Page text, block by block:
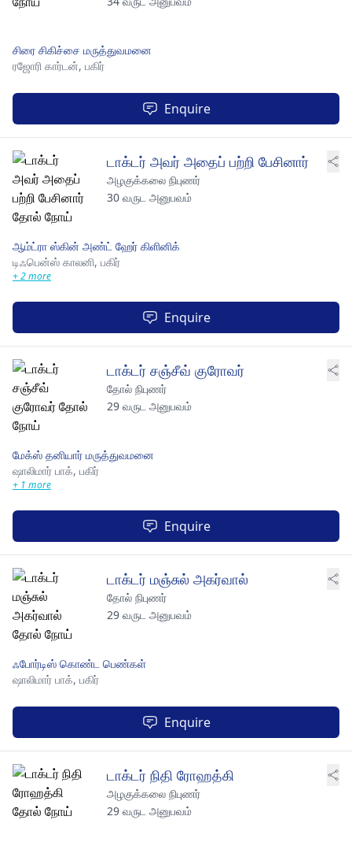
சிரை சிகிச்சை மருத்துவமனை
ரஜோரி கார்டன், பகிர்
Enquire
டாக்டர் அவர் அதைப் பற்றி பேசினார்
அழகுக்கலை நிபுணர்
30 வருட அனுபவம்
ஆம்ட்ரா ஸ்கின் அண்ட் ஹேர் கிளினிக்
டிஃபென்ஸ் காலனி, பகிர்
+ 2 more
Enquire
டாக்டர் சஞ்சீவ் குரோவர்
தோல் நிபுணர்
29 வருட அனுபவம்
மேக்ஸ் தனியார் மருத்துவமனை
ஷாலிமார் பாக், பகிர்
+ 1 more
Enquire
டாக்டர் மஞ்சுல் அகர்வால்
தோல் நிபுணர்
29 வருட அனுபவம்
ஃபோர்டிஸ் கொண்ட பெண்கள்
ஷாலிமார் பாக், பகிர்
Enquire
டாக்டர் நிதி ரோஹத்கி
அழகுக்கலை நிபுணர்
29 வருட அனுபவம்